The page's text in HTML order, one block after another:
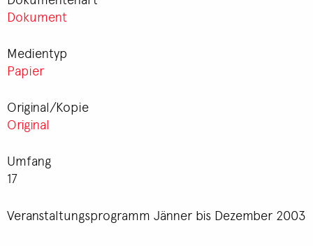
Dokument
Medientyp
Papier
Original/Kopie
Original
Umfang
17
Veranstaltungsprogramm Jänner bis Dezember 2003